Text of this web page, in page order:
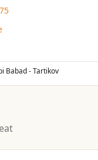
Babad - Tartikov